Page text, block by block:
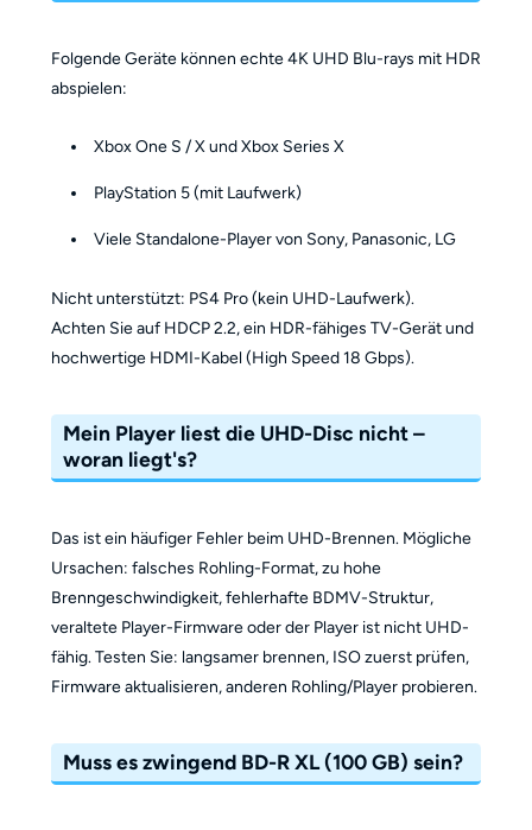
Folgende Geräte können echte 4K UHD Blu-rays mit HDR
abspielen:
Xbox One S / X und Xbox Series X
PlayStation 5 (mit Laufwerk)
Viele Standalone-Player von Sony, Panasonic, LG
Nicht unterstützt: PS4 Pro (kein UHD-Laufwerk).
Achten Sie auf HDCP 2.2, ein HDR-fähiges TV-Gerät und
hochwertige HDMI-Kabel (High Speed 18 Gbps).
Mein Player liest die UHD-Disc nicht –
woran liegt's?
Das ist ein häufiger Fehler beim UHD-Brennen. Mögliche
Ursachen: falsches Rohling-Format, zu hohe
Brenngeschwindigkeit, fehlerhafte BDMV-Struktur,
veraltete Player-Firmware oder der Player ist nicht UHD-
fähig. Testen Sie: langsamer brennen, ISO zuerst prüfen,
Firmware aktualisieren, anderen Rohling/Player probieren.
Muss es zwingend BD-R XL (100 GB) sein?